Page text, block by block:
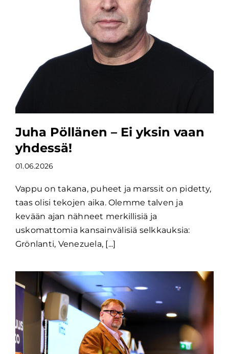
Juha Pöllänen – Ei yksin vaan
yhdessä!
01.06.2026
Vappu on takana, puheet ja marssit on pidetty,
taas olisi tekojen aika. Olemme talven ja
kevään ajan nähneet merkillisiä ja
uskomattomia kansainvälisiä selkkauksia:
Grönlanti, Venezuela, [...]